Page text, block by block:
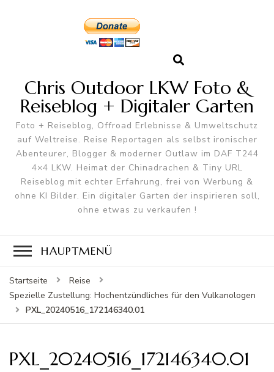
Chris Outdoor LKW Foto &
Reiseblog + Digitaler Garten
Foto + Reiseblog, Offroad Erlebnisse & Umweltschutz
auf Weltreise. Reise Reportagen als selbst ironischer
Abenteurer, Blogger & moderner Outlaw im DAF T244
4×4 LKW. Heimat der Chinadrachen & Tiny URL
Reiseblog mit echter Erfahrung, frei von Werbung &
ohne KI Bilder. Ein digitaler Garten der inspirieren soll,
ohne etwas zu verkaufen !
HAUPTMENÜ
Startseite
Reise
Spezielle Zustellung: Hochentzündliches für den Vulkanologen
PXL_20240516_172146340.01
PXL_20240516_172146340.01